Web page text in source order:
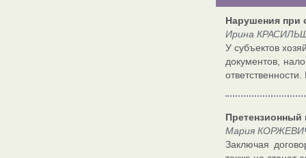
Нарушения при
Ирина
У субъектов
документов,
Претензионный
Мария
Заключая